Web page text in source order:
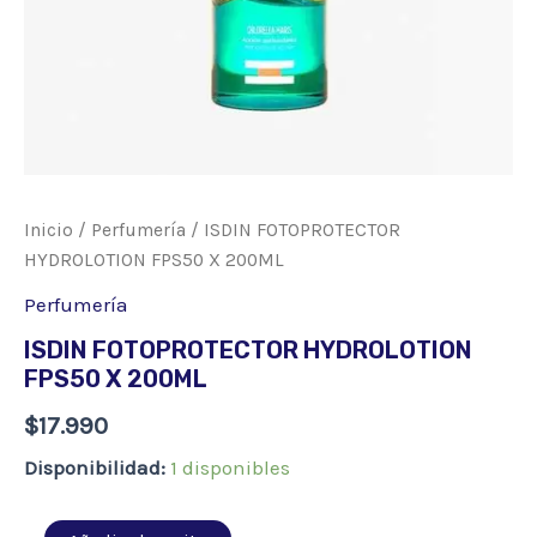
Inicio / Perfumería / ISDIN FOTOPROTECTOR
HYDROLOTION FPS50 X 200ML
Perfumería
ISDIN FOTOPROTECTOR HYDROLOTION
FPS50 X 200ML
$17.990
Disponibilidad: 1 disponibles
ISDIN